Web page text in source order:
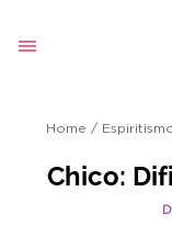
Home /
Chico: